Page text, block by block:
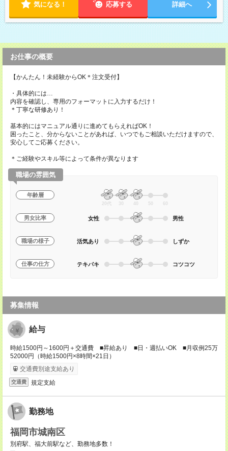
気になる！ 応募する 詳細へ
お仕事の概要
【かんたん！未経験からOK＊注文受付】
・具体的には…
内容を確認し、専用のフォーマットに入力するだけ！
＊丁寧な研修あり！
基本的にはマニュアル通りに進めてもらえればOK！
困ったこと、分からないことがあれば、いつでもご相談いただけますので、
安心してご応募ください。
＊ご経験やスキル等によって条件が異なります
職場の雰囲気
年齢層
20代 30 40 50 60
男女比率 女性 男性
職場の様子 活気あり しずか
仕事の仕方 テキパキ コツコツ
募集情報
給与
時給1500円～1600円＋交通費 ■昇給あり ■日・週払いOK ■月収例25万
52000円（時給1500円×8時間×21日）
交通費別途支給あり
交通費 規定支給
勤務地
福岡市城南区
別府駅、福大前駅など、勤務地多数！